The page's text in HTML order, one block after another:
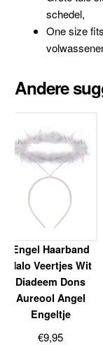
schedel,
One size
Andere
Engel Haarband
Halo Veertjes Wit
Diadeem Dons
Aureool Angel
Engeltje
€9,95